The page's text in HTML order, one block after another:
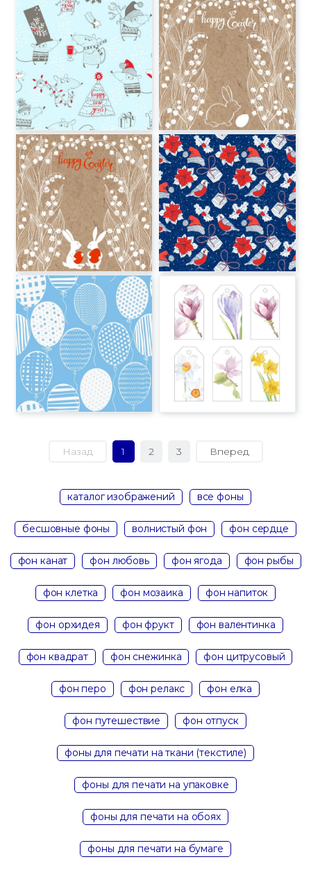
Назад 1 2 3 Вперед
каталог изображений все фоны
бесшовные фоны волнистый фон фон сердце
фон канат фон любовь фон ягода фон рыбы
фон клетка фон мозаика фон напиток
фон орхидея фон фрукт фон валентинка
фон квадрат фон снежинка фон цитрусовый
фон перо фон релакс фон елка
фон путешествие фон отпуск
фоны для печати на ткани (текстиле)
фоны для печати на упаковке
фоны для печати на обоях
фоны для печати на бумаге